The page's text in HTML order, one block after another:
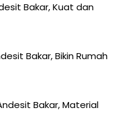
Bakar, Kuat dan
Bakar, Bikin Rumah
Bakar, Material